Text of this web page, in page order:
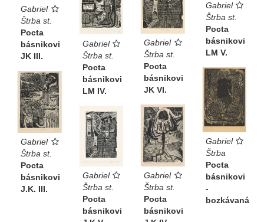
Gabriel
Štrba st.
Pocta
básnikovi
LM IV.
Gabriel
Štrba st.
Pocta
básnikovi
LM V.
Gabriel
Štrba st.
Pocta
básnikovi
JK III.
Gabriel
Štrba st.
Pocta
básnikovi
JK VI.
Gabriel
Štrba
Pocta
básnikovi
-
bozkávaná
Gabriel
Štrba st.
Pocta
básnikovi
J.K. III.
Gabriel
Štrba st.
Pocta
básnikovi
Gabriel
Štrba st.
Pocta
básnikovi